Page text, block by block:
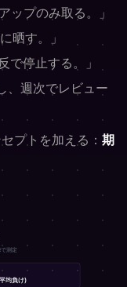
ップのみ取る。」
晒す。」
で停止する。」
、週次でレビュー
プトを加える： 期